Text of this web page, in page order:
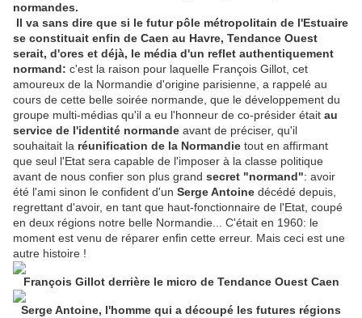
normandes.
Il va sans dire que si le futur pôle métropolitain de l'Estuaire
se constituait enfin de Caen au Havre, Tendance Ouest
serait, d'ores et déjà, le média d'un reflet authentiquement
normand: c'est la raison pour laquelle François Gillot, cet
amoureux de la Normandie d'origine parisienne, a rappelé au
cours de cette belle soirée normande, que le développement du
groupe multi-médias qu'il a eu l'honneur de co-présider était au
service de l'identité normande avant de préciser, qu'il
souhaitait la réunification de la Normandie tout en affirmant
que seul l'Etat sera capable de l'imposer à la classe politique
avant de nous confier son plus grand secret "normand": avoir
été l'ami sinon le confident d'un Serge Antoine décédé depuis,
regrettant d'avoir, en tant que haut-fonctionnaire de l'Etat, coupé
en deux régions notre belle Normandie... C'était en 1960: le
moment est venu de réparer enfin cette erreur. Mais ceci est une
autre histoire !
François Gillot derrière le micro de Tendance Ouest Caen
Serge Antoine, l'homme qui a découpé les futures régions